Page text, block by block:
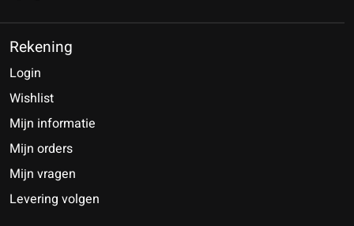
Rekening
Login
Wishlist
Mijn informatie
Mijn orders
Mijn vragen
Levering volgen